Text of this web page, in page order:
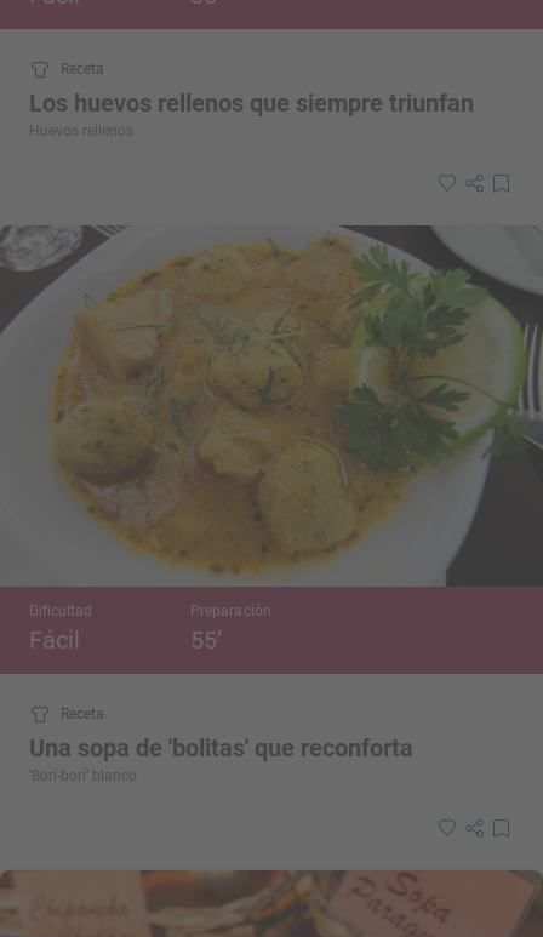
Receta
Los huevos rellenos que siempre triunfan
Huevos rellenos
Receta
Dificultad
Fácil
Preparación
55’
Una sopa de 'bolitas' que reconforta
‘Borí-borí’ blanco